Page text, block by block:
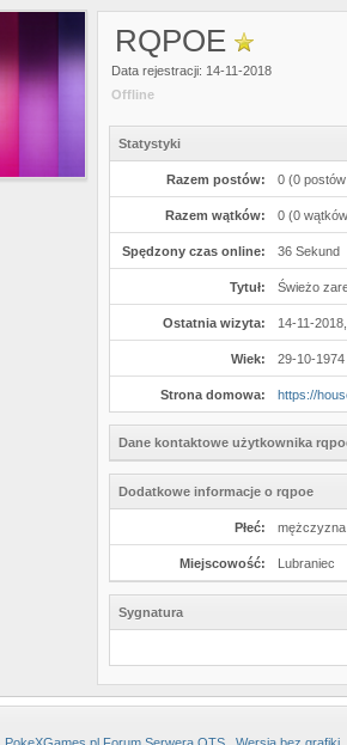
RQPOE
Data rejestracji: 14-11-2018
Offline
Statystyki
Razem postów: 0 (0
Razem wątków: 0 (0
Spędzony czas online: 36 Sekund
Tytuł: Świeżo
Ostatnia wizyta: 14-11-
Wiek: 29-10-1974
Strona domowa: https://
Dane kontaktowe użytkownika
Dodatkowe informacje o rqpoe
Płeć: mężczyzna
Miejscowość: Lubraniec
Sygnatura